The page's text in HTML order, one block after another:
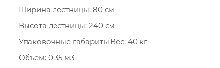
Ширина лестницы: 80 см
Высота лестницы: 240 см
Упаковочные габариты:Вес: 40 кг
Объем: 0,35 м3